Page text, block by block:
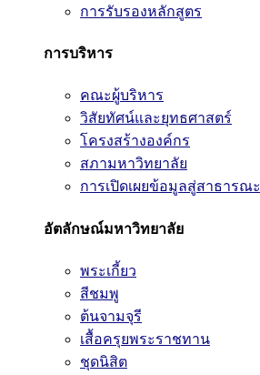
การรับรองหลักสูตร
การบริหาร
คณะผู้บริหาร
วิสัยทัศน์และยุทธศาสตร์
โครงสร้างองค์กร
สภามหาวิทยาลัย
การเปิดเผยข้อมูลสู่สาธารณะ
อัตลักษณ์มหาวิทยาลัย
พระเกี้ยว
สีชมพู
ต้นจามจุรี
เสื้อครุยพระราชทาน
ชุดนิสิต